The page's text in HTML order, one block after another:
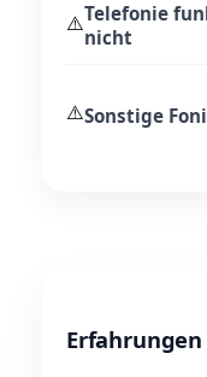
⚠️Telefonie
nicht
⚠️Sonstige